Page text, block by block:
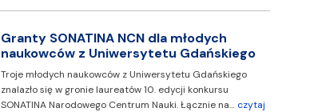
Granty SONATINA NCN dla młodych
naukowców z Uniwersytetu Gdańskiego
Troje młodych naukowców z Uniwersytetu Gdańskiego
znalazło się w gronie laureatów 10. edycji konkursu
SONATINA Narodowego Centrum Nauki. Łącznie na… czytaj